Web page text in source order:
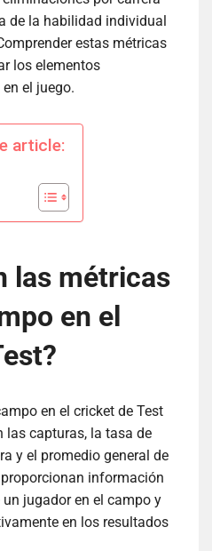
de la habilidad individual
estas métricas
los elementos
el juego.
article:
las métricas
en el
en el cricket de Test
las capturas, la tasa de
y el promedio general de
información
jugador en el campo y
en los resultados